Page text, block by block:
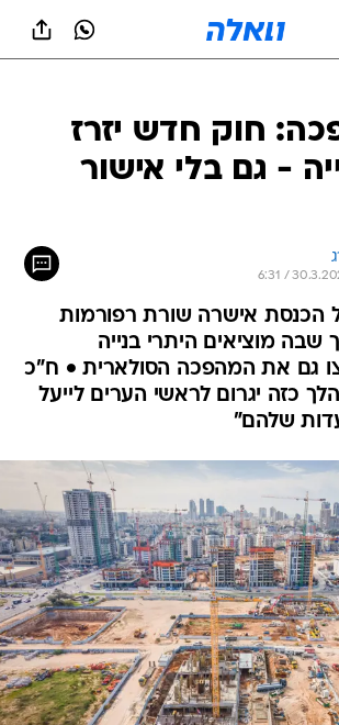
חוק חדש יזרז
- גם בלי אישור
הכנסת אישרה שורת רפורמות
שבה מוציאים היתרי בנייה
גם את המהפכה הסולארית • ח"כ
כזה יגרום לראשי הערים לייעל
שלהם"